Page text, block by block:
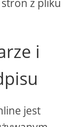
i
jest